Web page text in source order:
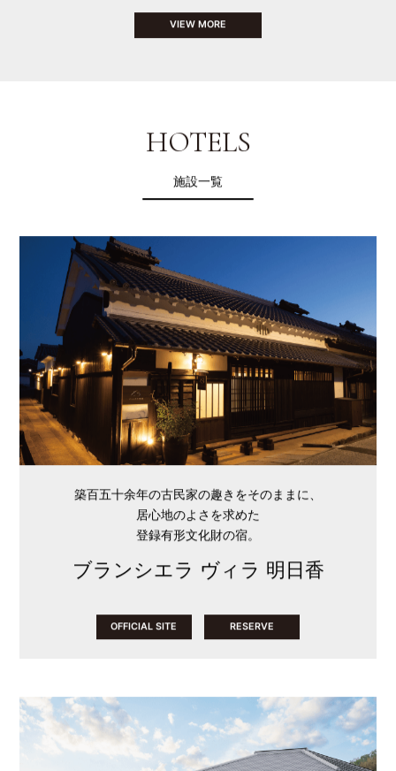
VIEW MORE
HOTELS
施設一覧
築百五十余年の古民家の趣きをそのままに、
居心地のよさを求めた
登録有形文化財の宿。
ブランシエラ ヴィラ 明日香
OFFICIAL SITE RESERVE